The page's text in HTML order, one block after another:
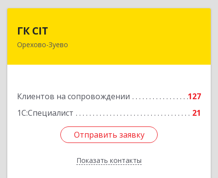
ГК CIT
Орехово-Зуево
Клиентов на сопровождении
127
1С:Специалист
21
Отправить заявку
Показать контакты
142600, Московская обл, Орехово-Зуево г,
Подробнее
Отправить заявку
Назад